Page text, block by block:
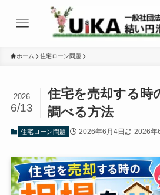
ホーム 住宅ローン問題
住宅を売却する時
調べる方法
2026
6/13
住宅ローン問題 2026年6月4日 2026年